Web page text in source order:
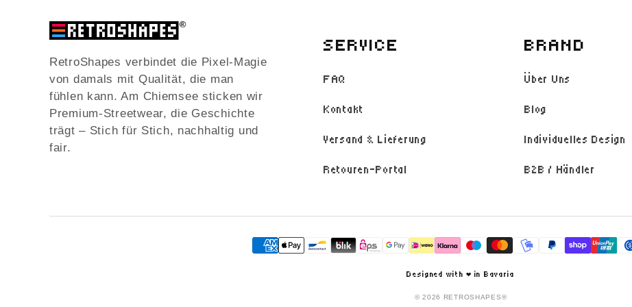
RetroShapes verbindet die Pixel-Magie
von damals mit Qualität, die man
fühlen kann. Am Chiemsee sticken wir
Premium-Streetwear, die Geschichte
trägt – Stich für Stich, nachhaltig und
fair.
SERVICE
FAQ
Kontakt
Versand & Lieferung
Retouren-Portal
BRAND
Über Uns
Blog
Individuelles Design
B2B / Händler
Zahlungsmethoden
Designed with ❤️ in Bavaria
© 2026 RETROSHAPES®